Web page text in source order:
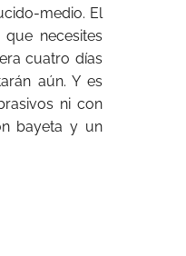
medio. El
necesites
cuatro días
aún. Y es
ni con
bayeta y un